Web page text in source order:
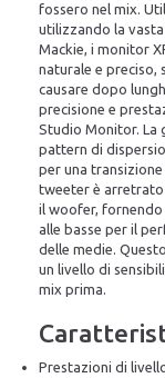
fossero nel mix.
utilizzando la
Mackie, i monitor
naturale e preciso,
causare dopo
precisione e
Studio Monitor. La
pattern di
per una
tweeter è arretrato
il woofer, fornendo
alle basse per il
delle medie.
un livello di
mix prima.
Prestazioni di